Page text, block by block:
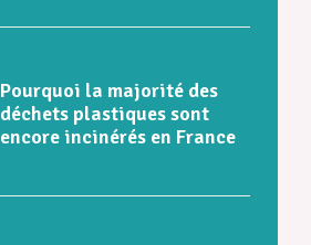
Pourquoi la majorité des
déchets plastiques sont
encore incinérés en France